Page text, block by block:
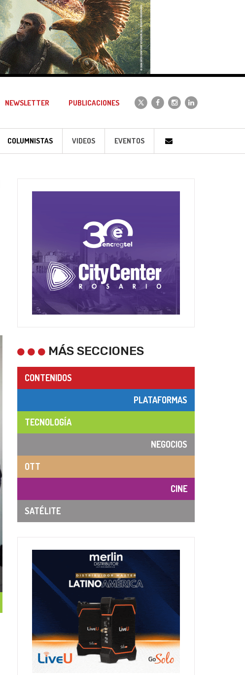
NEWSLETTER PUBLICACIONES
COLUMNISTAS VIDEOS EVENTOS
MÁS SECCIONES
CONTENIDOS
PLATAFORMAS
TECNOLOGÍA
NEGOCIOS
OTT
CINE
SATÉLITE